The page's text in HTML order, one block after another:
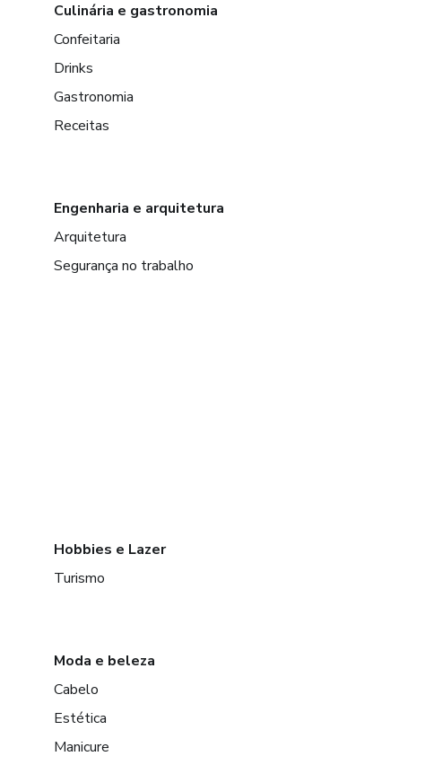
Culinária e gastronomia
Confeitaria
Drinks
Gastronomia
Receitas
Engenharia e arquitetura
Arquitetura
Segurança no trabalho
Hobbies e Lazer
Turismo
Moda e beleza
Cabelo
Estética
Manicure